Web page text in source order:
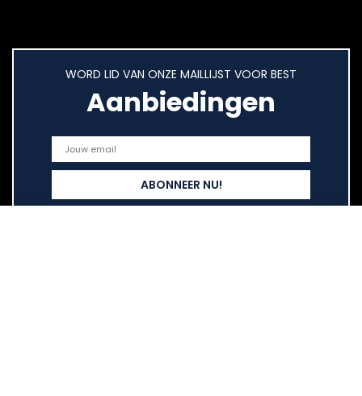
WORD LID VAN ONZE MAILLIJST VOOR BEST
Aanbiedingen